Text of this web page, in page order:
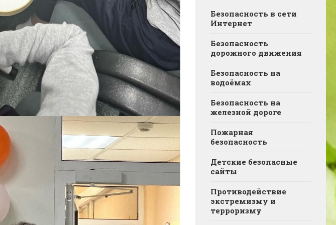
Безопасность в сети
Интернет
Безопасность
дорожного движения
Безопасность на
водоёмах
Безопасность на
железной дороге
Пожарная
безопасность
Детские безопасные
сайты
Противодействие
экстремизму и
терроризму